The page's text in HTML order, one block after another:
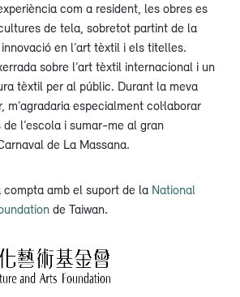
com a resident, les obres es
de tela, sobretot partint de la
en l’art tèxtil i els titelles.
sobre l’art tèxtil internacional i un
tèxtil per al públic. Durant la meva
m’agradaria especialment col·laborar
l’escola i sumar-me al gran
de La Massana.
compta amb el suport de la National
de Taiwan.